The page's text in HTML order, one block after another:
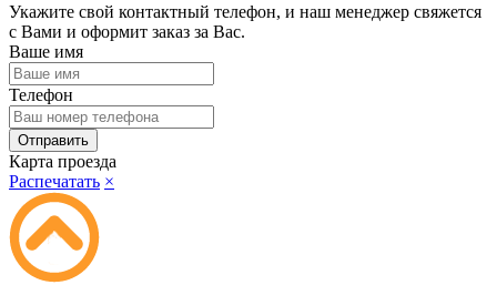
Укажите свой контактный телефон, и наш менеджер свяжется
с Вами и оформит заказ за Вас.
Ваше имя
Телефон
Карта проезда
Распечатать ×